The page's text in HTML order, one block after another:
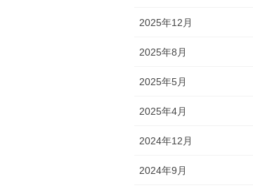
2025年12月
2025年8月
2025年5月
2025年4月
2024年12月
2024年9月